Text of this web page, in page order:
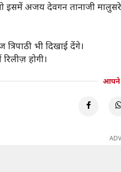
इसमें अजय देवगन तानाजी
भी दिखाई देंगे।
होगी।
आपने